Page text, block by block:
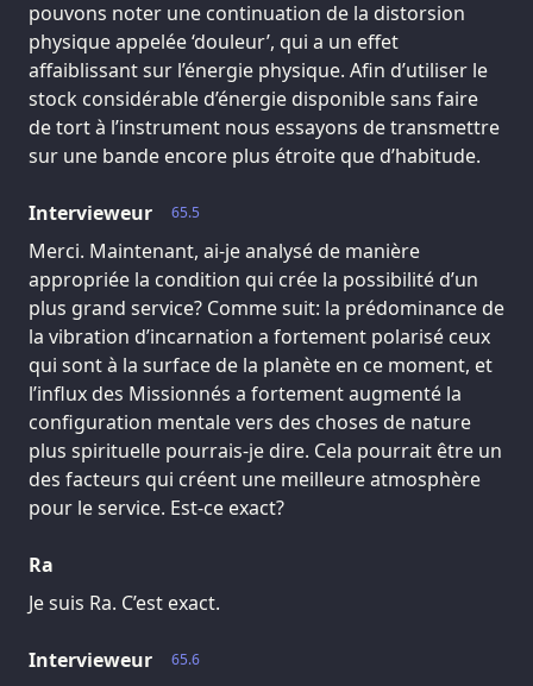
pouvons noter une continuation de la distorsion
physique appelée ‘douleur’, qui a un effet
affaiblissant sur l’énergie physique. Afin d’utiliser le
stock considérable d’énergie disponible sans faire
de tort à l’instrument nous essayons de transmettre
sur une bande encore plus étroite que d’habitude.
65.5
Intervieweur
Merci. Maintenant, ai-je analysé de manière
appropriée la condition qui crée la possibilité d’un
plus grand service? Comme suit: la prédominance de
la vibration d’incarnation a fortement polarisé ceux
qui sont à la surface de la planète en ce moment, et
l’influx des Missionnés a fortement augmenté la
configuration mentale vers des choses de nature
plus spirituelle pourrais-je dire. Cela pourrait être un
des facteurs qui créent une meilleure atmosphère
pour le service. Est-ce exact?
Ra
Je suis Ra. C’est exact.
65.6
Intervieweur